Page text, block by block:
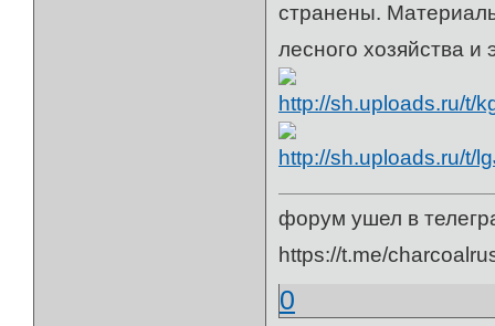
странены.
лесного хозяйства и
форум ушел в
https://t.me/
0